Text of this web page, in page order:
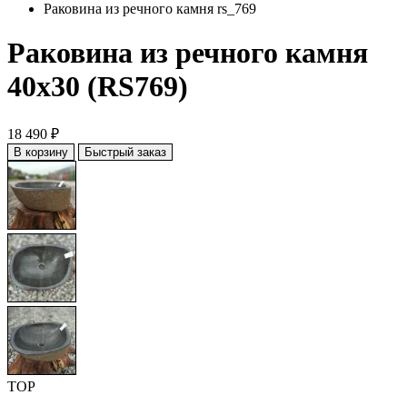
Раковина из речного камня rs_769
Раковина из речного камня
40x30 (RS769)
18 490 ₽
В корзину Быстрый заказ
TOP